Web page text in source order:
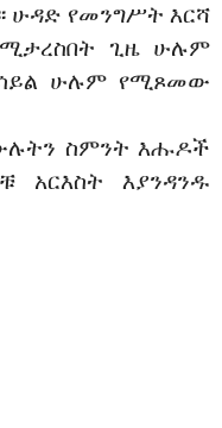
ሁዳድ የመንግሥት እርሻ
ጊዜ ሁሉም
ሳይል ሁሉም የሚጾመው
ስምንት እሑዶች
እያንዳንዱ